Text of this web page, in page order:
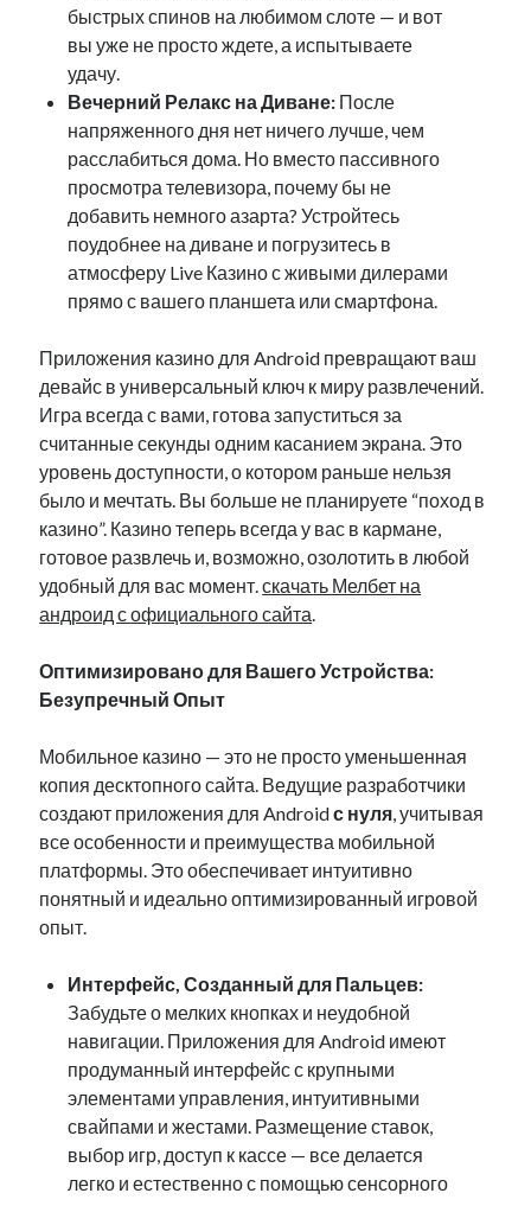
Categories
Advertising & Marketing
Arts & Entertainment
Business Products & Services
Clothing & Fashion
Employment
Financial
Foods & Culinary
Gambling
Health & Fitness
Health Care & Medical
Home Products & Services
Internet Services
News
Personal Product & Services
Pets & Animals
Real Estate
Relationships
Software
Technology
Travel
Web Resources
быстрых спинов на любимом слоте — и вот
вы уже не просто ждете, а испытываете
удачу.
Вечерний Релакс на Диване: После
напряженного дня нет ничего лучше, чем
расслабиться дома. Но вместо пассивного
просмотра телевизора, почему бы не
добавить немного азарта? Устройтесь
поудобнее на диване и погрузитесь в
атмосферу Live Казино с живыми дилерами
прямо с вашего планшета или смартфона.
Приложения казино для Android превращают ваш
девайс в универсальный ключ к миру развлечений.
Игра всегда с вами, готова запуститься за
считанные секунды одним касанием экрана. Это
уровень доступности, о котором раньше нельзя
было и мечтать. Вы больше не планируете “поход в
казино”. Казино теперь всегда у вас в кармане,
готовое развлечь и, возможно, озолотить в любой
удобный для вас момент.скачать Мелбет на
андроид с официального сайта.
Оптимизировано для Вашего Устройства:
Безупречный Опыт
Мобильное казино — это не просто уменьшенная
копия десктопного сайта. Ведущие разработчики
создают приложения для Androidс нуля, учитывая
все особенности и преимущества мобильной
платформы. Это обеспечивает интуитивно
понятный и идеально оптимизированный игровой
опыт.
Интерфейс, Созданный для Пальцев:
Забудьте о мелких кнопках и неудобной
навигации. Приложения для Android имеют
продуманный интерфейс с крупными
элементами управления, интуитивными
свайпами и жестами. Размещение ставок,
выбор игр, доступ к кассе — все делается
легко и естественно с помощью сенсорного